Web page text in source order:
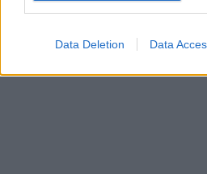
Data Deletion Data
Arco (TN) - 61.9km